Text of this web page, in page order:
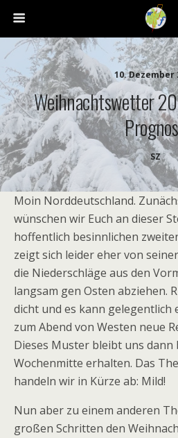
10. Dezember
Weihnachtswetter
SZ
Moin Norddeutschland.
wünschen wir Euch an dieser
hoffentlich besinnlichen
zeigt sich leider eher von
die Niederschläge aus den
langsam gen Osten abziehen.
dicht und es kann gelegentlich
zum Abend von Westen neue
Dieses Muster bleibt uns
Wochenmitte erhalten. Das
handeln wir in Kürze ab: Mild!
Nun aber zu einem anderen
großen Schritten den